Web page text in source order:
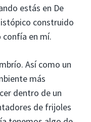
estás en De
construido
confía en mí.
Así como un
más
dentro de un
de frijoles